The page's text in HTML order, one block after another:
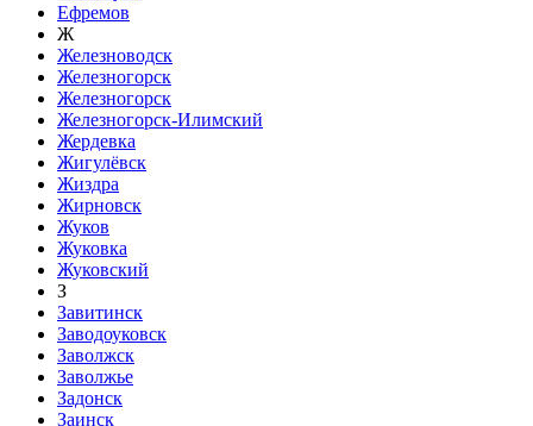
Ефремов
Ж
Железноводск
Железногорск
Железногорск
Железногорск-Илимский
Жердевка
Жигулёвск
Жиздра
Жирновск
Жуков
Жуковка
Жуковский
З
Завитинск
Заводоуковск
Заволжск
Заволжье
Задонск
Заинск